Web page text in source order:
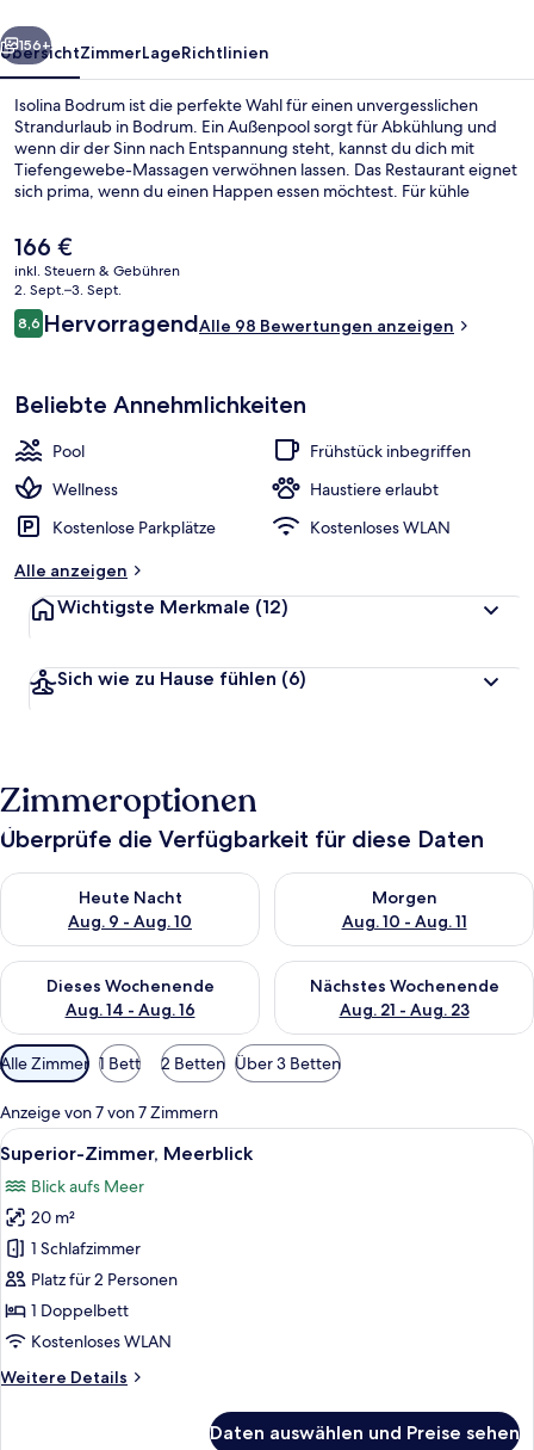
Weiter
156+
ÜbersichtZimmerLageRichtlinien
Isolina Bodrum ist die perfekte Wahl für einen unvergesslichen
Strandurlaub in Bodrum. Ein Außenpool sorgt für Abkühlung und
wenn dir der Sinn nach Entspannung steht, kannst du dich mit
Tiefengewebe-Massagen verwöhnen lassen. Das Restaurant eignet
sich prima, wenn du einen Happen essen möchtest. Für kühle
Adresse. Außerdem gibt es einen Fitnessbereich and einen Garten.
Der
aktuelle
Preis
beträgt
166 €.
166 €
inkl. Steuern & Gebühren
2. Sept.–3. Sept.
Bewertungen
8,68,6 von 10.
HervorragendAlle 98 Bewertungen anzeigen
Beliebte Annehmlichkeiten
Pool
Frühstück inbegriffen
Wellness
Haustiere erlaubt
Kostenlose Parkplätze
Kostenloses WLAN
Alle anzeigen
Wichtigste Merkmale (12)
Sich wie zu Hause fühlen (6)
Zimmeroptionen
Überprüfe die Verfügbarkeit für diese Daten
Heute Nacht
Aug. 9 - Aug. 10
Überprüfe die Verfügbarkeit für heute Nacht, Aug. 9 - Aug.
Morgen
Aug. 10 - Aug. 11
Überprüfe die Verfügbarkeit
Dieses Wochenende
Aug. 14 - Aug. 16
Überprüfe die Verfügbarkeit für dieses Wochenende, Aug. 14
Nächstes Wochenende
Aug. 21 - Aug. 23
Überprüfe die Verfügbarkeit
Verfügbare
Filter
für
Zimmer
Alle Zimmer 1 Bett 2 Betten Über 3 Betten
Anzeige von 7 von 7 Zimmern
Alle
Fotos
für
Superior-
Zimmer,
Meerblick
anzeigen
Eine Terrasse mit Gartenmöbeln mit
34
Superior-Zimmer, Meerblick
Blick aufs Meer
20 m²
1 Schlafzimmer
Platz für 2 Personen
1 Doppelbett
Kostenloses WLAN
Weitere Details
Weitere
Daten auswählen und Preise sehen